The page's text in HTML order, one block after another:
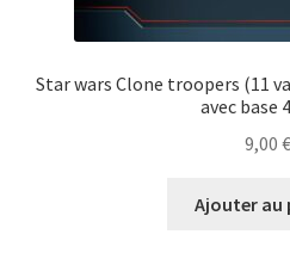
Star wars Clone troopers (11
avec base
9,00 €
Ajouter au